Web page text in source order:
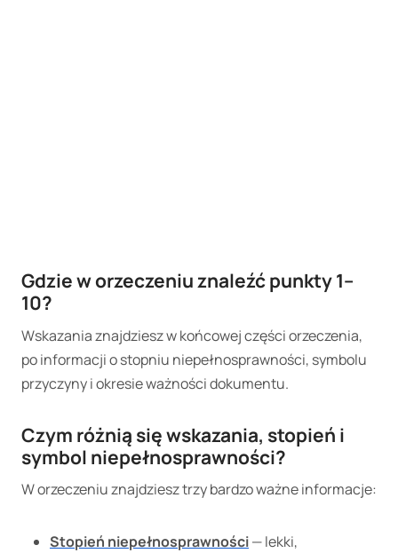
Gdzie w orzeczeniu znaleźć punkty 1–
10?
Wskazania znajdziesz w końcowej części orzeczenia,
po informacji o stopniu niepełnosprawności, symbolu
przyczyny i okresie ważności dokumentu.
Czym różnią się wskazania, stopień i
symbol niepełnosprawności?
W orzeczeniu znajdziesz trzy bardzo ważne informacje:
Stopień niepełnosprawności— lekki,